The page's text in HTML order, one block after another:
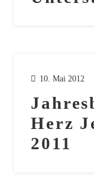
10. Mai 2012
Herz
2011